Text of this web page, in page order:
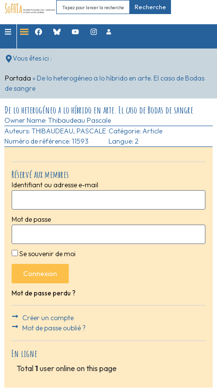
Recherche
Vous êtes ici :
Portada » De lo heterogéneo a lo híbrido en arte. El caso de Bodas
de sangre
Réservé aux membres
Identifiant ou adresse e-mail
Mot de passe
Se souvenir de moi
Connexion
Mot de passe perdu ?
Créer un compte
Mot de passe oublié ?
En ligne
Total 1 user online on this page
De lo heterogéneo a lo híbrido en arte. El caso de Bodas de sangre
Owner Name: Thibaudeau Pascale
Auteurs: THIBAUDEAU, PASCALE
Numéro de référence: 11593
Catégorie: Article
Langue: 2